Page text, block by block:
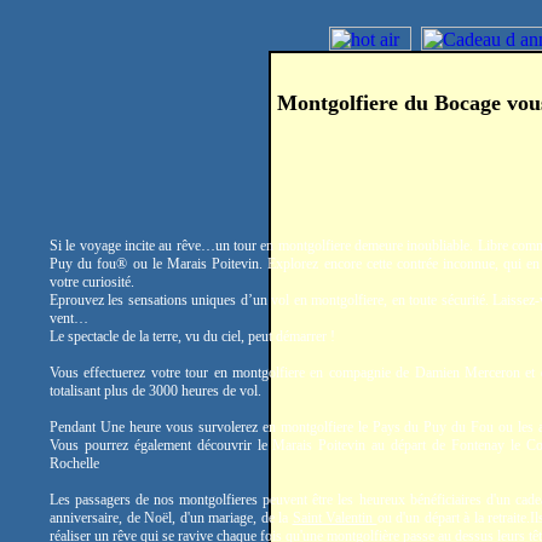
Montgolfiere du Bocage
Si le voyage incite au rêve…un tour en montgolfiere demeure inoubliable. Libre
Puy du fou® ou le Marais Poitevin. Explorez encore cette contrée inconnue, qui en
votre curiosité.
Eprouvez les sensations uniques d’un vol en montgolfiere, en toute sécurité.
vent…
Le spectacle de la terre, vu du ciel, peut démarrer !
Vous effectuerez votre tour en montgolfiere en compagnie de Damien Merceron
totalisant plus de 3000 heures de vol.
Pendant Une heure vous survolerez en montgolfiere le Pays du Puy du Fou ou les
Vous pourrez également découvrir le Marais Poitevin au départ de Fontenay le
Rochelle
Les passagers de nos montgolfieres peuvent être les heureux bénéficiaires d'un
anniversaire, de Noël, d'un mariage, de la Saint Valentin ou d'un départ à la
réaliser un rêve qui se ravive chaque fois qu'une montgolfière passe au dessus leurs